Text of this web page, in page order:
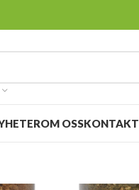
OM OSSKONTAKT